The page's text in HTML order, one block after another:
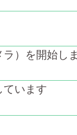
）を開始し
ています